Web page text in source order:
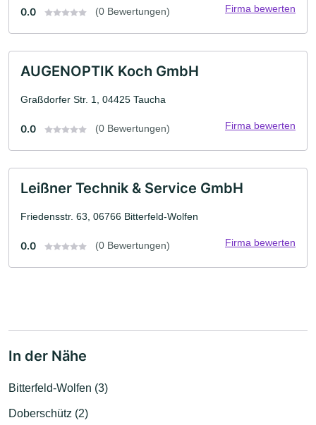
0.0 (0 Bewertungen) Firma bewerten
AUGENOPTIK Koch GmbH
Graßdorfer Str. 1, 04425 Taucha
0.0 (0 Bewertungen) Firma bewerten
Leißner Technik & Service GmbH
Friedensstr. 63, 06766 Bitterfeld-Wolfen
0.0 (0 Bewertungen) Firma bewerten
In der Nähe
Bitterfeld-Wolfen (3)
Doberschütz (2)